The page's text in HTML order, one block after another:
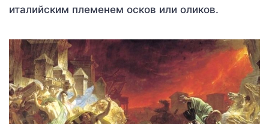
италийским племенем осков или оликов.